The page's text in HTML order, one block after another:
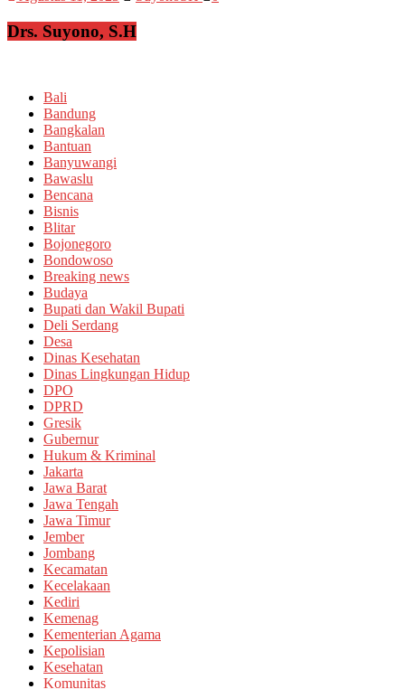
Drs. Suyono, S.H
Bali
Bandung
Bangkalan
Bantuan
Banyuwangi
Bawaslu
Bencana
Bisnis
Blitar
Bojonegoro
Bondowoso
Breaking news
Budaya
Bupati dan Wakil Bupati
Deli Serdang
Desa
Dinas Kesehatan
Dinas Lingkungan Hidup
DPO
DPRD
Gresik
Gubernur
Hukum & Kriminal
Jakarta
Jawa Barat
Jawa Tengah
Jawa Timur
Jember
Jombang
Kecamatan
Kecelakaan
Kediri
Kemenag
Kementerian Agama
Kepolisian
Kesehatan
Komunitas